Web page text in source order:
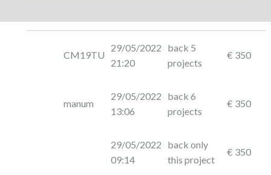
CM19TU
29/05/2022
21:20
back 5
projects
€ 350
manum
29/05/2022
13:06
back 6
projects
€ 350
29/05/2022
09:14
back only
this project
€ 350